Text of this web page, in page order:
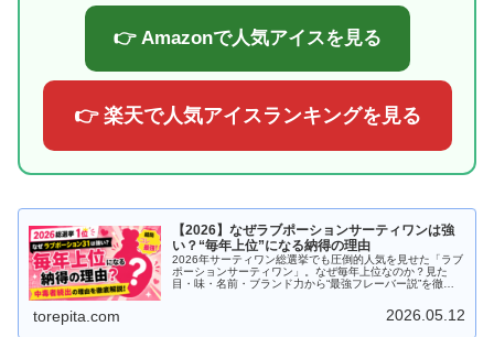
👉 Amazonで人気アイスを見る
👉 楽天で人気アイスランキングを見る
【2026】なぜラブポーションサーティワンは強
い？“毎年上位”になる納得の理由
2026年サーティワン総選挙でも圧倒的人気を見せた「ラブ
ポーションサーティワン」。なぜ毎年上位なのか？見た
目・味・名前・ブランド力から“最強フレーバー説”を徹底
torepita.com 2026.05.12